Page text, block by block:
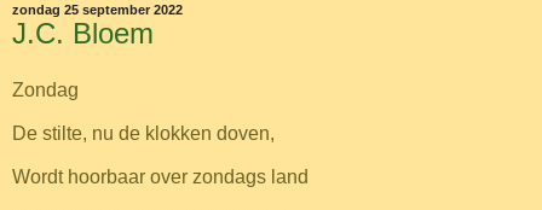
zondag 25 september 2022
J.C. Bloem
Zondag
De stilte, nu de klokken doven,
Wordt hoorbaar over zondags land